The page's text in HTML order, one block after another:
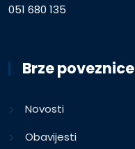
051 680 135
Brze poveznice
Novosti
Obavijesti